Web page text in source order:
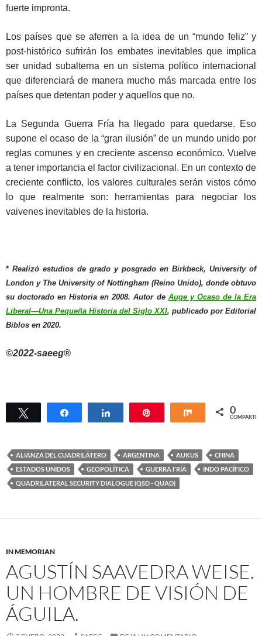
fuerte impronta.
Los países que se aferren a la idea de un “mundo feliz” y
post-histórico sufrirán los embates inevitables que implica
ser unidad subalterna en un sistema político internacional
que diferenciará de manera mucho más marcada entre los
países que detentan poder y aquellos que no.
La Segunda Guerra Fría ha llegado para quedarse. Eso
supone el ocaso de la “gran ilusión” de un mundo unido por
reglas comunes y en creciente ascenso económico. Vuelve
a tener importancia el factor civilizacional. En un contexto de
creciente conflicto, los valores culturales serán vistos cómo
lo que realmente son: herramientas para negociar los
vaivenes inevitables de la historia.
* Realizó estudios de grado y posgrado en Birkbeck, University of
London y The University of Nottingham (Reino Unido), donde obtuvo
su doctorado en Historia en 2008. Autor de Auge y Ocaso de la Era
Liberal—Una Pequeña Historia del Siglo XXI, publicado por Editorial
Biblos en 2020.
©2022-saeeg®
Twittear Compartir Compartir Compartir
0
COMPARTIR
ALIANZA DEL CUADRILÁTERO ARGENTINA AUKUS
CHINA
ESTADOS UNIDOS
GEOPOLÍTICA GUERRA FRÍA
INDO PACÍFICO
QUADRILATERAL SECURITY DIALOGUE (QSD - QUAD)
IN MEMORIAN
AGUSTÍN SAAVEDRA WEISE.
UN HOMBRE DE VISIÓN DE
ÁGUILA.